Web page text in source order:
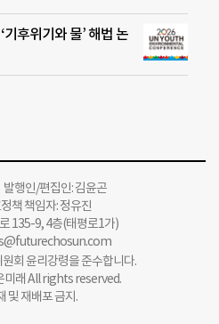
후위기와 물’ 해법 논
행인/편집인: 김윤곤
책 책임자: 정유진
135-9, 4층(태평로1가)
회 윤리강령을 준수합니다.
래 All rights reserved.
및 재배포 금지.